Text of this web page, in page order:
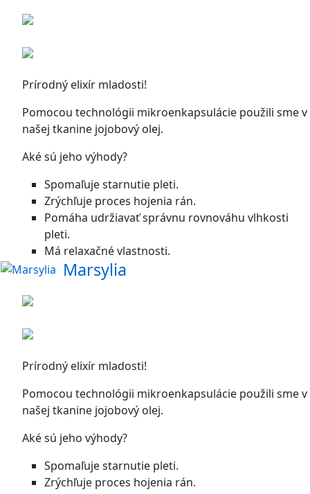
Prírodný elixír mladosti!
Pomocou technológii mikroenkapsulácie použili sme v
našej tkanine jojobový olej.
Aké sú jeho výhody?
Spomaľuje starnutie pleti.
Zrýchľuje proces hojenia rán.
Pomáha udržiavať správnu rovnováhu vlhkosti
pleti.
Má relaxačné vlastnosti.
Marsylia
Prírodný elixír mladosti!
Pomocou technológii mikroenkapsulácie použili sme v
našej tkanine jojobový olej.
Aké sú jeho výhody?
Spomaľuje starnutie pleti.
Zrýchľuje proces hojenia rán.